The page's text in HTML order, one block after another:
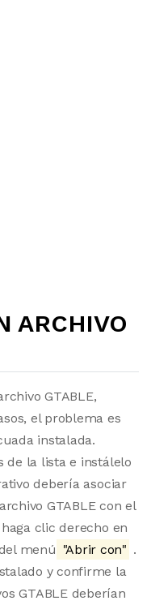
ARCHIVO
GTABLE,
el problema es
instalada.
de la lista e instálelo
debería asociar
GTABLE con el
clic derecho en
menú "Abrir con" .
y confirme la
GTABLE deberían